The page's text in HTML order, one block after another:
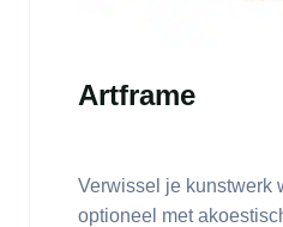
Artframe
Verwissel je kunstwerk
optioneel met